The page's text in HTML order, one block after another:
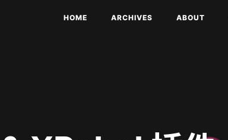
HOME ARCHIVES ABOUT